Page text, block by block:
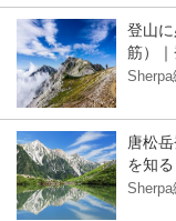
登山
筋）
唐松
を知